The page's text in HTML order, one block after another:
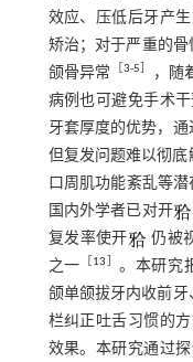
效应、压低后牙产
矫治；对于严重的骨
颌骨异常
3-5 ，随
病例也可避免手术干
牙套厚度的优势，
但复发问题难以彻底
口周肌功能紊乱等
国内外学者已对开
复发率使开
仍被
之一
13 。本研究
颌单颌拔牙内收前牙
栏纠正吐舌习惯的
效果。本研究通过